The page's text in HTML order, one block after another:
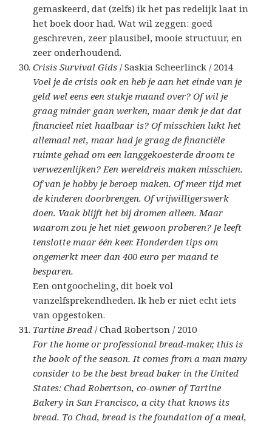
gemaskeerd, dat (zelfs) ik het pas redelijk laat in
het boek door had. Wat wil zeggen: goed
geschreven, zeer plausibel, mooie structuur, en
zeer onderhoudend.
Crisis Survival Gids / Saskia Scheerlinck / 2014
Voel je de crisis ook en heb je aan het einde van je
geld wel eens een stukje maand over? Of wil je
graag minder gaan werken, maar denk je dat dat
financieel niet haalbaar is? Of misschien lukt het
allemaal net, maar had je graag de financiële
ruimte gehad om een langgekoesterde droom te
verwezenlijken? Een wereldreis maken misschien.
Of van je hobby je beroep maken. Of meer tijd met
de kinderen doorbrengen. Of vrijwilligerswerk
doen. Vaak blijft het bij dromen alleen. Maar
waarom zou je het niet gewoon proberen? Je leeft
tenslotte maar één keer. Honderden tips om
ongemerkt meer dan 400 euro per maand te
besparen.
Een ontgoocheling, dit boek vol
vanzelfsprekendheden. Ik heb er niet echt iets
van opgestoken.
Tartine Bread / Chad Robertson / 2010
For the home or professional bread-maker, this is
the book of the season. It comes from a man many
consider to be the best bread baker in the United
States: Chad Robertson, co-owner of Tartine
Bakery in San Francisco, a city that knows its
bread. To Chad, bread is the foundation of a meal,